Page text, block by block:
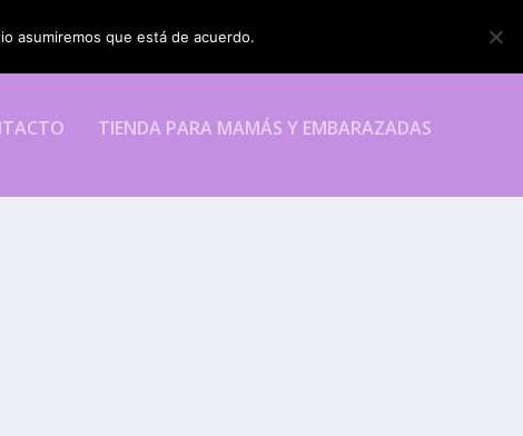
TIENDA PARA MAMÁS Y EMBARAZADAS
asumiremos que está de acuerdo.